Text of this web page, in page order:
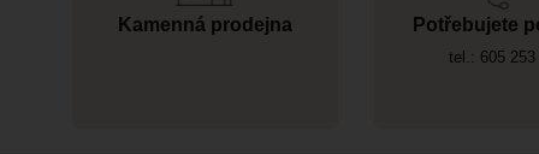
Kamenná prodejna Potřebujete
tel.: 605 253